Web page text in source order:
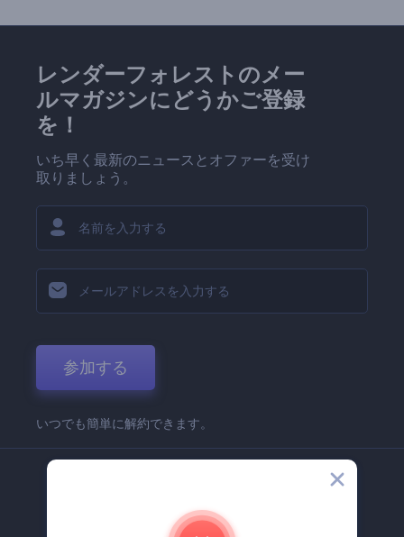
レンダーフォレストのメー
ルマガジンにどうかご登録
を！
いち早く最新のニュースとオファーを受け
取りましょう。
参加する
いつでも簡単に解約できます。
Renderforest 企業情報